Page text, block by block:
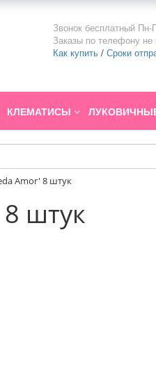
Звонок бесплатный Пн-
Заказы по телефону не
Как купить / Сроки
КЛЕМАТИСЫ
Amor' 8 штук
штук